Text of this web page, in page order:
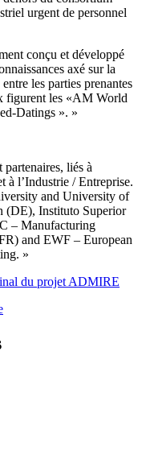
urgent de personnel
conçu et développé
axé sur la
les parties prenantes
figurent les «AM World
Datings ». »
liés à
à l’Industrie / Entreprise.
and University of
Instituto Superior
– Manufacturing
and EWF – European
»
du projet ADMIRE